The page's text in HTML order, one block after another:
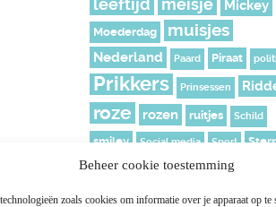
Beheer cookie toestemming
zoals cookies om informatie over je apparaat op te
leeftijd meisje Mickey
Moederdag muisjes
Nederland Paard Piraat
Prikkers Prinsessen
roze rozen ruitjes Schild
smiley Social media Sport
Stoer Superhelden